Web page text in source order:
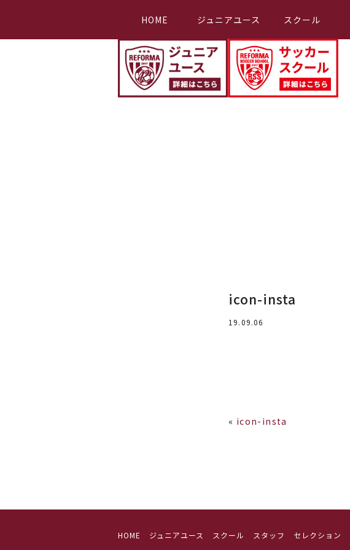
HOME ジュニアユース スクール
icon-insta
19.09.06
« icon-insta
HOME ジュニアユース スクール スタッフ セレクション